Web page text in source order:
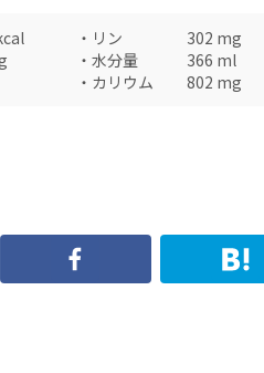
・ リン 302 mg
・ 水分量 366 ml
・ カリウム 802 mg